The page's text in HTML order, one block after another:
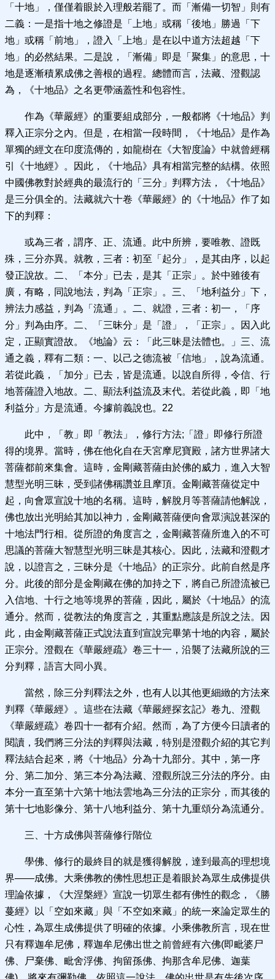
「十地」，僅僅着眼於入理般若罷了。而「漸備一切智」則有
二義：一是指十地之修證是「上地」或稱「後地」勝過「下
地」或稱「前地」，證入「上地」是在以中道方法超越「下
地」的必然結果。二是說，「漸備」即是「聚集」的意思，十
地是逐漸積累成佛之善根的過程。總體而言，法藏、澄觀認
為，《十地品》之名更帶涵蓋性和包容性。
作為《華嚴經》的重要組成部分，一般都將《十地品》判
釋入正宗分之內。但是，在相當一段時間，《十地品》是作為
單獨的經文在印度流傳的，如龍樹在《大智度論》中就曾經稱
引《十地經》。因此，《十地品》具有相當完整的結構。依照
中國佛教對於經典的最流行的「三分」判釋方法，《十地品》
是三分俱全的。法藏就六十卷《華嚴經》的《十地品》作了如
下的判釋：
或為三者，謂序、正、流通。此中所辨，要唯教、證既
殊，三分亦異。就教，三者：初至「起分」，是其由序，以起
發正說故。二、「本分」已去，是其「正宗」。於中雖後有
廣，有略，同說地法，判為「正宗」。三、「地利益分」下，
辨法力感益，判為「流通」。二、就證，三者：初一，「序
分」判為由序。二、「三昧分」是「證」，「正宗」。因入此
定，正顯實證故。《地論》云：「此三昧是法體也。」三、流
通之義，釋有二類：一、以己之德流被「信地」，說為流通。
若從此義，「加分」已去，皆是流通。以說自所得，令信、行
地菩薩證入地故。二、顯法利益流及末代。若從此義，即「地
利益分」方是流通。今據前義說也。22
此中，「教」即「教法」，修行方法;「證」即修行所證
得的境界。當時，佛在他化自在天宮摩尼寶殿，諸方世界諸大
菩薩都前來集會。這時，金剛藏菩薩由於佛的威力，進入大智
慧型光明三昧，受到諸佛稱讚並且摩頂。金剛藏菩薩從定中
起，向會眾宣說十地的名稱。這時，解脫月等菩薩請他解說，
佛也放出光明給其加以神力，金剛藏菩薩便向會眾演說甚深的
十地法門行相。從所證的角度言之，金剛藏菩薩所進入的不可
思議的菩薩大智慧型光明三昧是其核心。因此，法藏和澄觀才
說，以證言之，三昧分是《十地品》的正宗分。此前自然是序
分。此後的部分是金剛藏在佛的加持之下，將自己所證流被已
入信地、十行之地等境界的菩薩，因此，屬於《十地品》的流
通分。然而，從教法的角度言之，其重點應該是所說之法。因
此，由金剛藏菩薩正式說法直到宣說完畢第十地的內容，屬於
正宗分。澄觀在《華嚴經疏》卷三十一，沿襲了法藏所說的三
分判釋，語言大同小異。
當然，除三分判釋法之外，也有人以其他更細緻的方法來
判釋《華嚴經》。這些在法藏《華嚴經探玄記》卷九、澄觀
《華嚴經疏》卷四十一都有介紹。然而，為了方便今日讀者的
閱讀，我們將三分法的判釋與法藏，特別是澄觀介紹的其它判
釋法結合起來，將《十地品》分為十九部分。其中，第一序
分、第二加分、第三本分為法藏、澄觀所說三分法的序分。由
本分一直至第十六第十地法雲地為三分法的正宗分，而其後的
第十七地影像分、第十八地利益分、第十九重頌分為流通分。
三、十方成佛與菩薩修行階位
學佛、修行的最終目的就是獲得解脫，達到最高的理想境
界——成佛。大乘佛教的佛性思想正是着眼於為眾生成佛提供
理論依據，《大涅槃經》宣說一切眾生都有佛性的觀念，《勝
蔓經》以「空如來藏」與「不空如來藏」的統一來論定眾生的
心性，為眾生成佛提供了明確的依據。小乘佛教所言，現在世
只有釋迦牟尼佛，釋迦牟尼佛出世之前曾經有六佛(即毗婆尸
佛、尸棄佛、毗舍浮佛、拘留孫佛、拘那含牟尼佛、迦葉